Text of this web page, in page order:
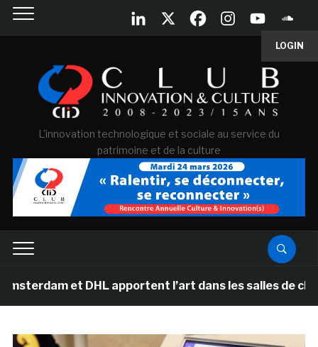
LOGIN
L'innovation technologique et sociale au service du
patrimoine et de la culture
et DHL apportent l’art dans les salles de classe